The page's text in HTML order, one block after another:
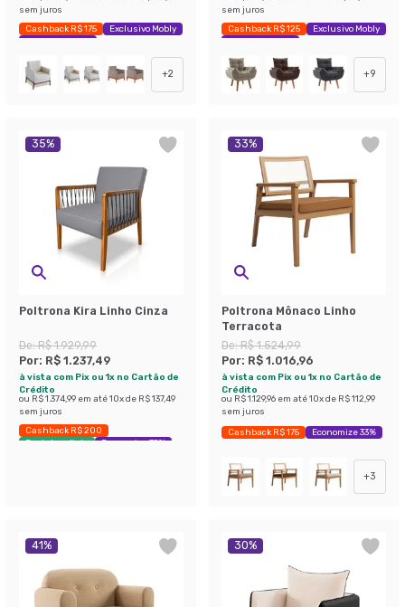
sem juros
Cashback R$ 175
Exclusivo Mobly
Economize 45%
+2
sem juros
Cashback R$ 125
Exclusivo Mobly
Economize 43%
+9
35%
Poltrona Kira Linho Cinza
De:R$ 1.929,99
Por: R$ 1.237,49
à vista com Pix ou 1x no Cartão de
Crédito
ou R$ 1.374,99 em até10x de R$ 137,49
sem juros
Cashback R$ 200
Envio Imediato
Economize 35%
33%
Poltrona Mônaco Linho
Terracota
De:R$ 1.524,99
Por: R$ 1.016,96
à vista com Pix ou 1x no Cartão de
Crédito
ou R$ 1.129,96 em até10x de R$ 112,99
sem juros
Cashback R$ 175 Economize 33%
+3
41% 30%